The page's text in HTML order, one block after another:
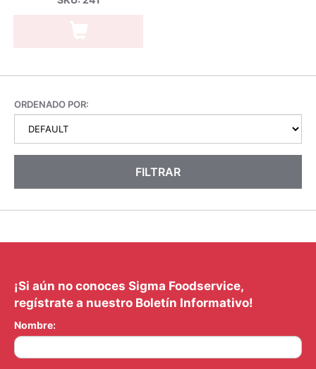
ORDENADO POR:
FILTRAR
¡Si aún no conoces Sigma Foodservice,
regístrate a nuestro Boletín Informativo!
Nombre: